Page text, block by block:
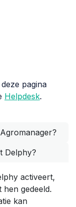
pagina
Helpdesk.
Delphy?
activeert,
gedeeld.
kan